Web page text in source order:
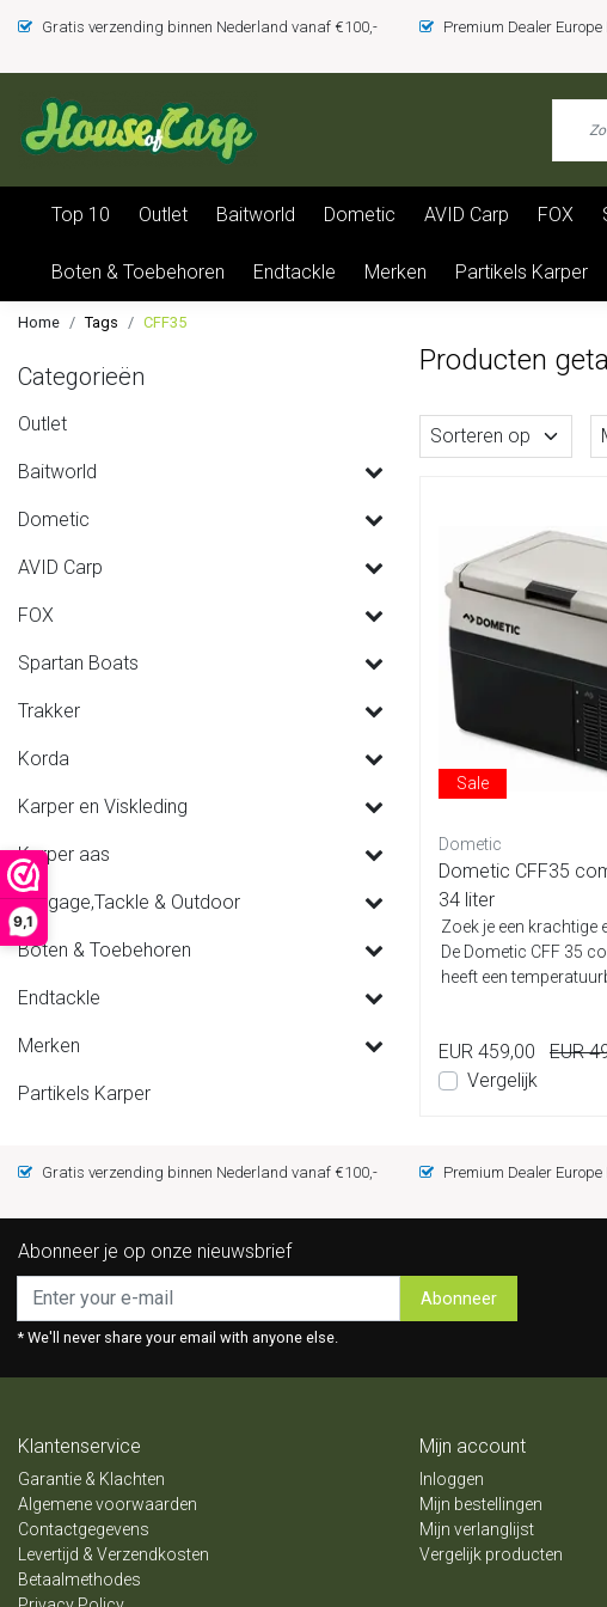
9,1
Gratis verzending binnen Nederland vanaf €100,- Premium Dealer
Top 10 Outlet Baitworld Dometic AVID Carp FOX
Boten & Toebehoren Endtackle Merken Partikels Karper
Home Tags CFF35
Categorieën
Outlet
Baitworld
Dometic
AVID Carp
FOX
Spartan Boats
Trakker
Korda
Karper en Viskleding
Karper aas
Luggage,Tackle & Outdoor
Boten & Toebehoren
Endtackle
Merken
Partikels Karper
Producten
Sorteren op
Sale
Dometic
Dometic CFF35
34 liter
Zoek je een krachtige
De Dometic CFF 35
heeft een
EUR 459,00
EUR
Vergelijk
Gratis verzending binnen Nederland vanaf €100,- Premium Dealer
Abonneer je op onze nieuwsbrief
Abonneer
* We'll never share your email with anyone else.
Klantenservice
Garantie & Klachten
Algemene voorwaarden
Contactgegevens
Levertijd & Verzendkosten
Betaalmethodes
Mijn account
Inloggen
Mijn bestellingen
Mijn verlanglijst
Vergelijk producten